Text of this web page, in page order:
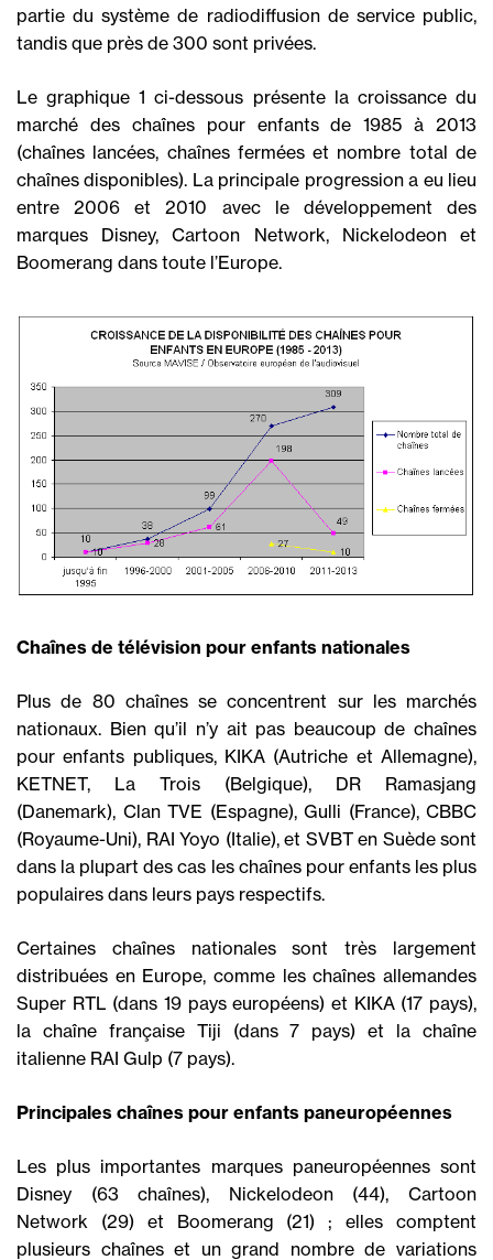
partie du système de radiodiffusion de service public,
tandis que près de 300 sont privées.
Le graphique 1 ci-dessous présente la croissance du
marché des chaînes pour enfants de 1985 à 2013
(chaînes lancées, chaînes fermées et nombre total de
chaînes disponibles). La principale progression a eu lieu
entre 2006 et 2010 avec le développement des
marques Disney, Cartoon Network, Nickelodeon et
Boomerang dans toute l’Europe.
Chaînes de télévision pour enfants nationales
Plus de 80 chaînes se concentrent sur les marchés
nationaux. Bien qu’il n’y ait pas beaucoup de chaînes
pour enfants publiques, KIKA (Autriche et Allemagne),
KETNET, La Trois (Belgique), DR Ramasjang
(Danemark), Clan TVE (Espagne), Gulli (France), CBBC
(Royaume-Uni), RAI Yoyo (Italie), et SVBT en Suède sont
dans la plupart des cas les chaînes pour enfants les plus
populaires dans leurs pays respectifs.
Certaines chaînes nationales sont très largement
distribuées en Europe, comme les chaînes allemandes
Super RTL (dans 19 pays européens) et KIKA (17 pays),
la chaîne française Tiji (dans 7 pays) et la chaîne
italienne RAI Gulp (7 pays).
Principales chaînes pour enfants paneuropéennes
Les plus importantes marques paneuropéennes sont
Disney (63 chaînes), Nickelodeon (44), Cartoon
Network (29) et Boomerang (21) ; elles comptent
plusieurs chaînes et un grand nombre de variations